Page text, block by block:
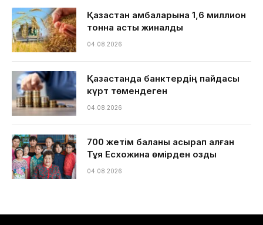
Қазақстан қамбаларына 1,6 миллион
тонна астық жиналды
04.08.2026
Қазақстанда банктердің пайдасы
күрт төмендеген
04.08.2026
700 жетім баланы асырап алған
Тұяқ Есхожина өмірден озды
04.08.2026